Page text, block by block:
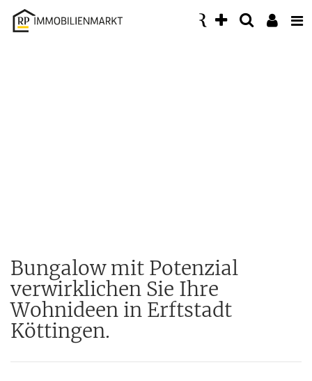
Accessibility
Modus
Bungalow mit Potenzial
verwirklichen Sie Ihre
Wohnideen in Erftstadt
Köttingen.